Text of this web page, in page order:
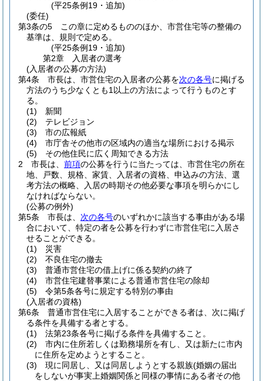
(平25条例19・追加)
(委任)
第3条の5
この章に定めるもののほか、市営住宅等の整備の
基準は、規則で定める。
(平25条例19・追加)
第2章
入居者の選考
(入居者の公募の方法)
第4条
市長は、市営住宅の入居者の公募を次の各号に掲げる
方法のうち少なくとも1以上の方法によって行うものとす
る。
(1)
新聞
(2)
テレビジョン
(3)
市の広報紙
(4)
市庁舎その他市の区域内の適当な場所における掲示
(5)
その他住民に広く周知できる方法
2
市長は、 前項の公募を行うに当たっては、市営住宅の所在
地、戸数、規格、家賃、入居者の資格、申込みの方法、選
考方法の概略、入居の時期その他必要な事項を明らかにし
なければならない。
(公募の例外)
第5条
市長は、 次の各号のいずれかに該当する事由がある場
合において、特定の者を公募を行わずに市営住宅に入居さ
せることができる。
(1)
災害
(2)
不良住宅の撤去
(3)
普通市営住宅の借上げに係る契約の終了
(4)
市営住宅建替事業による普通市営住宅の除却
(5)
令第5条各号に規定する特別の事由
(入居者の資格)
第6条
普通市営住宅に入居することができる者は、次に掲げ
る条件を具備する者とする。
(1)
法第23条各号に掲げる条件を具備すること。
(2)
市内に住所若しくは勤務場所を有し、又は新たに市内
に住所を定めようとすること。
(3)
現に同居し、又は同居しようとする親族(婚姻の届出
をしないが事実上婚姻関係と同様の事情にある者その他